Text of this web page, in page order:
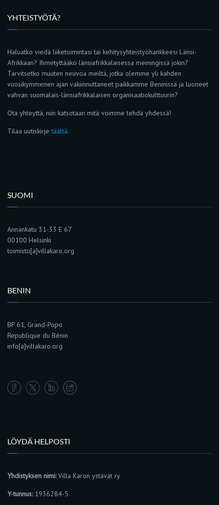
YHTEISTYÖTÄ?
Haluatko viedä liiketoimintasi tai kehitysyhteistyöhankkeesi Länsi-
Afrikkaan? Ihmetyttääkö länsiafrikkalaisessa meiningissä jokin?
Tarvitsetko muuten neuvoa meiltä, jotka olemme yli kahden
vuosikymmenen ajan vakiinnuttaneet paikkamme Beninissä ja luoneet
vahvan suomalais-länsiafrikkalaisen organisaatiokulttuurin?
Ota yhteyttä, niin katsotaan mitä voimme tehdä yhdessä!
Tilaa uutiskirjetäältä.
SUOMI
Annankatu 31-33 E 67
00100 Helsinki
toimisto[a]villakaro.org
BENIN
BP 61, Grand-Popo
Republique du Bénin
info[a]villakaro.org
LÖYDÄ HELPOSTI
Yhdistyksen nimi:Villa Karon ystävät ry
Y-tunnus:1936284-5